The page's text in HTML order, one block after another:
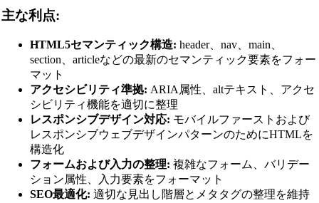
主な利点:
HTML5セマンティック構造: header、nav、main、
section、articleなどの最新のセマンティック要素をフォー
マット
アクセシビリティ準拠: ARIA属性、altテキスト、アクセ
シビリティ機能を適切に整理
レスポンシブデザイン対応: モバイルファーストおよび
レスポンシブウェブデザインパターンのためにHTMLを
構造化
フォームおよび入力の整理: 複雑なフォーム、バリデー
ション属性、入力要素をフォーマット
SEO最適化: 適切な見出し階層とメタタグの整理を維持